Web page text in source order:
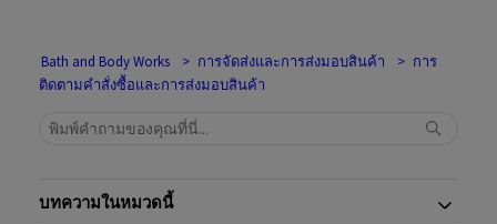
Bath and Body Works การจัดส่งและการส่งมอบสินค้า
การ
ติดตามคำสั่งซื้อและการส่งมอบสินค้า
บทความในหมวดนี้